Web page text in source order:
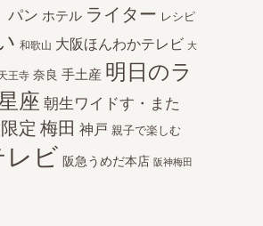
パン ホテル ライター レシピ
和歌山 大阪ほんわかテレビ 大
王寺 奈良 手土産 明日のラ
座 朝生ワイドす・また
定 梅田 神戸 親子で楽しむ
レビ 阪急うめだ本店 阪神梅田